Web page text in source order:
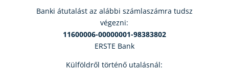
Banki átutalást az alábbi számlaszámra tudsz
végezni:
11600006-00000001-98383802
ERSTE Bank
Külföldről történő utalásnál: